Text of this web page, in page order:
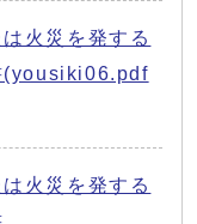
火災を発する
(yousiki06.pdf
火災を発する